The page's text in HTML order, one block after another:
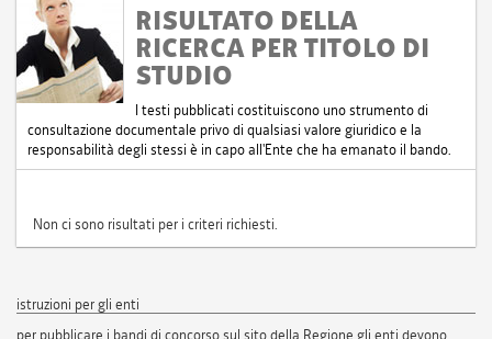
RISULTATO DELLA
RICERCA PER TITOLO DI
STUDIO
I testi pubblicati costituiscono uno strumento di
consultazione documentale privo di qualsiasi valore giuridico e la
responsabilità degli stessi è in capo all'Ente che ha emanato il bando.
Non ci sono risultati per i criteri richiesti.
istruzioni per gli enti
per pubblicare i bandi di concorso sul sito della Regione gli enti devono